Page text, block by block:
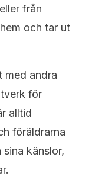
från
och tar ut
med andra
för
alltid
föräldrarna
känslor,